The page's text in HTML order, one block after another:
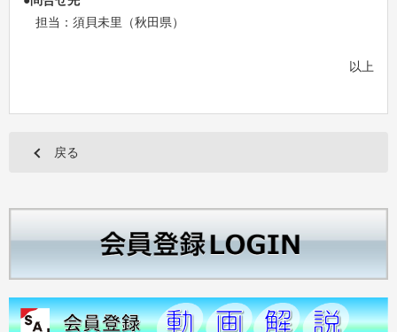
担当：須貝未里（秋田県）
以上
戻る